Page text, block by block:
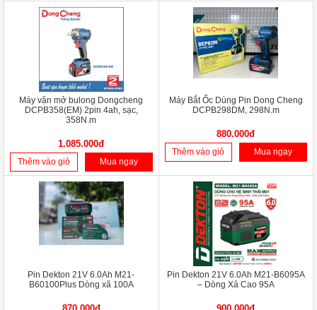
Máy vặn mở bulong Dongcheng
DCPB358(EM) 2pin 4ah, sạc,
358N.m
1.085.000đ
Thêm vào giỏ Mua ngay
Máy Bắt Ốc Dùng Pin Dong Cheng
DCPB298DM, 298N.m
880.000đ
Thêm vào giỏ Mua ngay
Pin Dekton 21V 6.0Ah M21-
B60100Plus Dòng xã 100A
Pin Dekton 21V 6.0Ah M21-B6095A
– Dòng Xả Cao 95A